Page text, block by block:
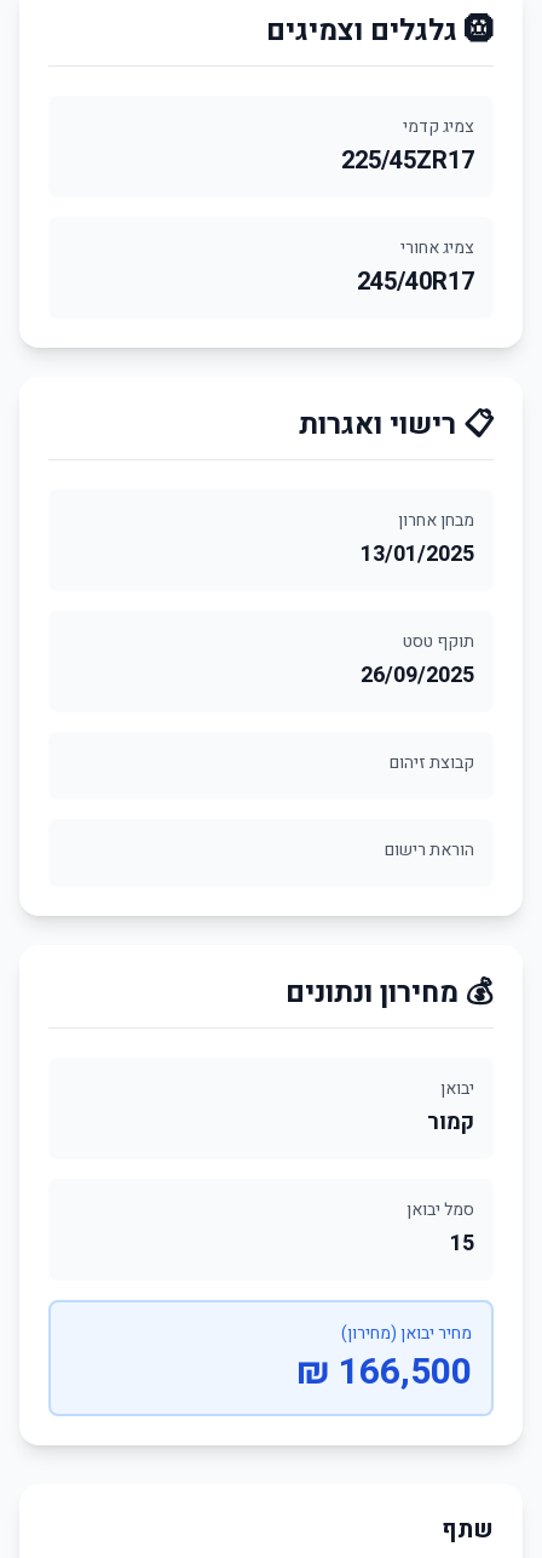
🛞 גלגלים וצמיגים
צמיג קדמי
225/45ZR17
צמיג אחורי
245/40R17
📋 רישוי ואגרות
מבחן אחרון
13/01/2025
תוקף טסט
26/09/2025
קבוצת זיהום
הוראת רישום
💰 מחירון ונתונים
יבואן
קמור
סמל יבואן
15
מחיר יבואן (מחירון)
166,500 ₪
שתף